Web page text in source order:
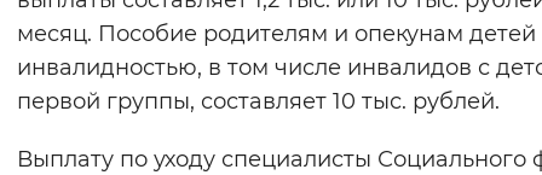
месяц. Пособие родителям и опекунам детей
инвалидностью, в том числе инвалидов с
первой группы, составляет 10 тыс. рублей.
Выплату по уходу специалисты Социального